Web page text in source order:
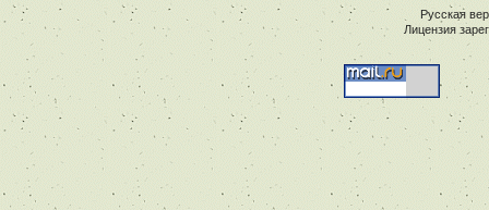
Русская
Лицензия